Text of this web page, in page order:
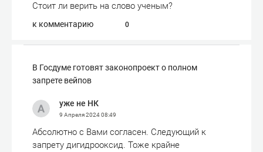
Стоит ли верить на слово ученым?
к комментарию 0
В Госдуме готовят законопроект о полном
запрете вейпов
уже не НК
9 Апреля 202408:49
Абсолютно с Вами согласен. Следующий к
запрету дигидрооксид. Тоже крайне